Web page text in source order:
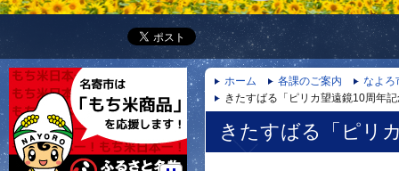
ホーム 各課のご案内
なよろ
きたすばる「ピリカ望遠鏡10周年
きたすばる「ピリ